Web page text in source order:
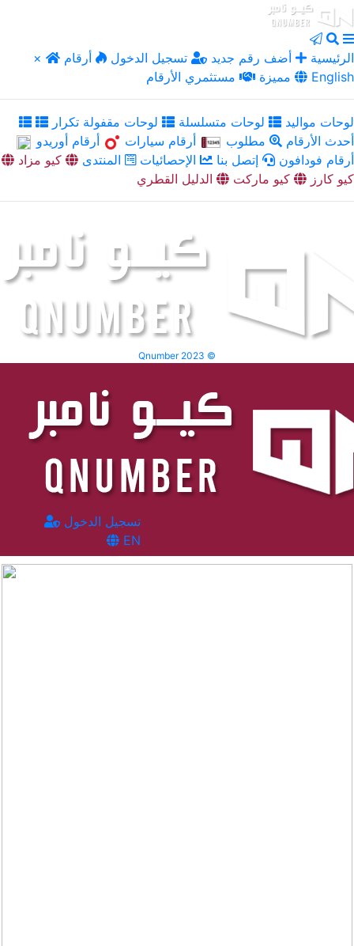
× الرئيسية أضف رقم جديد تسجيل الدخول
أرقام
مميزة
مستثمري الأرقام English
لوحات مواليد لوحات متسلسلة
لوحات مقفولة تكرار
أحدث الأرقام
مطلوب أرقام سيارات
أرقام أوريدو
أرقام فودافون
إتصل بنا الإحصائيات المنتدى
كيو مزاد
كيو كارز
كيو ماركت الدليل القطري
Qnumber 2023 ©
تسجيل الدخول
EN